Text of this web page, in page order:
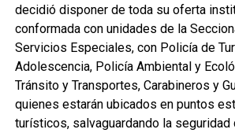
decidió disponer de toda su oferta
conformada con unidades de la
Servicios Especiales, con Policía de
Adolescencia, Policía Ambiental y
Tránsito y Transportes, Carabineros y
quienes estarán ubicados en puntos
turísticos, salvaguardando la